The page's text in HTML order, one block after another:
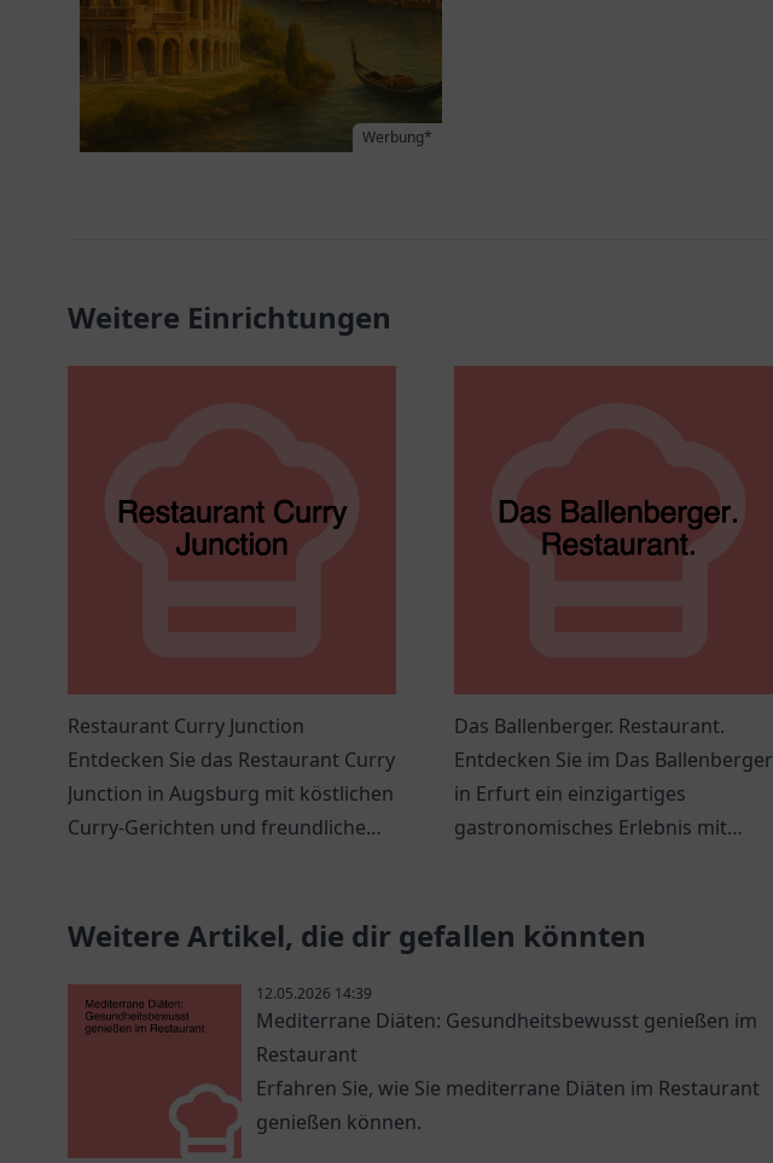
Werbung*
Weitere Einrichtungen
Restaurant Curry Junction
Entdecken Sie das Restaurant Curry
Junction in Augsburg mit köstlichen
Curry-Gerichten und freundlichem
Das Ballenberger. Restaurant.
Entdecken Sie im Das Ballenberger
in Erfurt ein einzigartiges
gastronomisches Erlebnis mit
Weitere Artikel, die dir gefallen könnten
12.05.2026 14:39
Mediterrane Diäten: Gesundheitsbewusst genießen im
Restaurant
Erfahren Sie, wie Sie mediterrane Diäten im Restaurant
genießen können.